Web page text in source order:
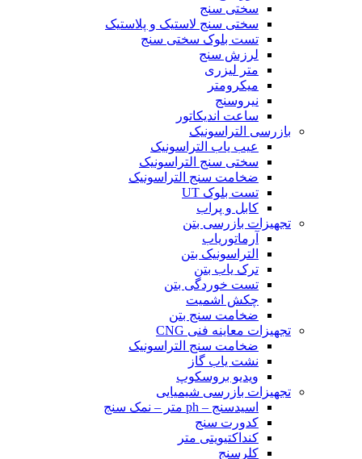
سختی سنج
سختی سنج لاستیک و پلاستیک
تست بلوک سختی سنج
لرزش سنج
متر لیزری
میکرومتر
نیروسنج
ساعت اندیکاتور
بازرسی التراسونیک
عیب یاب التراسونیک
سختی سنج التراسونیک
ضخامت سنج التراسونیک
تست بلوک UT
کابل و پراب
تجهیزات بازرسی بتن
آرماتوریاب
التراسونیک بتن
ترک یاب بتن
تست خوردگی بتن
چکش اشمیت
ضخامت سنج بتن
تجهیزات معاینه فنی CNG
ضخامت سنج التراسونیک
نشت یاب گاز
ویدیو بروسکوپ
تجهیزات بازرسی شیمیایی
اسیدسنج – ph متر – نمک سنج
کدورت سنج
کنداکتیویتی متر
کلرسنج